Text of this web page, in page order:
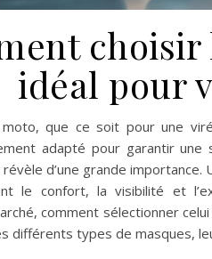
idéal pour
que ce soit pour une
adapté pour garantir une
d’une grande
le confort, la visibilité et
comment sélectionner
différents types de masques,